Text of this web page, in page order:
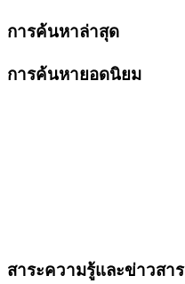
การค้นหาล่าสุด
การค้นหายอดนิยม
สาระความรู้และข่าวสาร